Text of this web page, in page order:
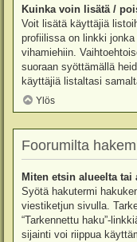
Kuinka voin lisätä /
Voit lisätä käyttäjiä
profiilissa on linkki
vihamiehiin.
suoraan syöttämällä
käyttäjiä listaltasi
Ylös
Foorumilta
Miten etsin alueelta tai
Syötä hakutermi
viestiketjun sivulla.
“Tarkennettu haku”-
sijainti voi riippua